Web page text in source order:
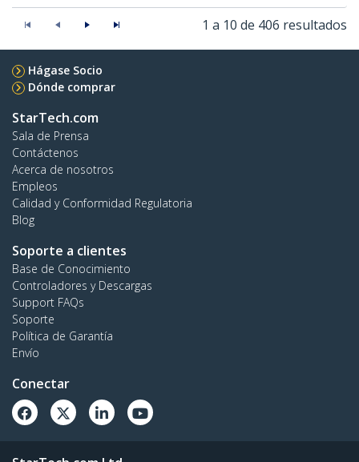
1 a 10 de 406 resultados
Hágase Socio
Dónde comprar
StarTech.com
Sala de Prensa
Contáctenos
Acerca de nosotros
Empleos
Calidad y Conformidad Regulatoria
Blog
Soporte a clientes
Base de Conocimiento
Controladores y Descargas
Support FAQs
Soporte
Política de Garantía
Envío
Conectar